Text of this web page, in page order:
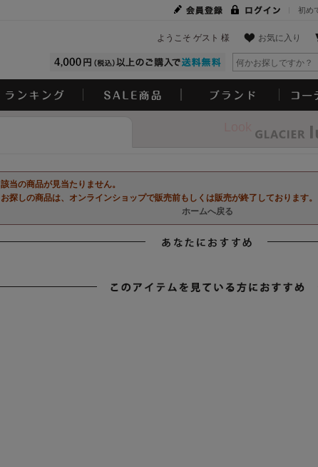
初め
お気に入り
ようこそ ゲスト 様
該当の商品が見当たりません。
お探しの商品は、オンラインショップで販売前もしくは販売が終了しております。
ホームへ戻る